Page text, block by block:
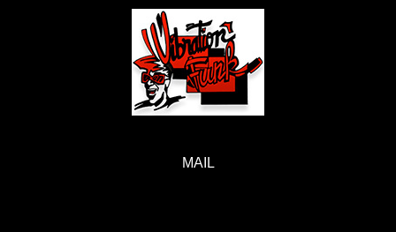
MAIL